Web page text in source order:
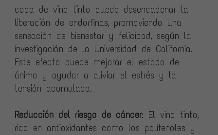
copa de vino tinto puede desencadenar la
liberación de endorfinas, promoviendo una
sensación de bienestar y felicidad, según la
investigación de la Universidad de California.
Este efecto puede mejorar el estado de
ánimo y ayudar a aliviar el estrés y la
tensión acumulada.
Reducción del riesgo de cáncer: El vino tinto,
rico en antioxidantes como los polifenoles y